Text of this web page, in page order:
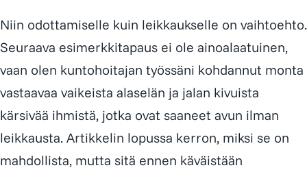
Niin odottamiselle kuin leikkaukselle on vaihtoehto.
Seuraava esimerkkitapaus ei ole ainoalaatuinen,
vaan olen kuntohoitajan työssäni kohdannut monta
vastaavaa vaikeista alaselän ja jalan kivuista
kärsivää ihmistä, jotka ovat saaneet avun ilman
leikkausta. Artikkelin lopussa kerron, miksi se on
mahdollista, mutta sitä ennen käväistään